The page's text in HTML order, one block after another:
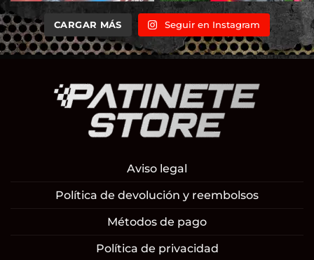
CARGAR MÁS Seguir en Instagram
Aviso legal
Política de devolución y reembolsos
Métodos de pago
Política de privacidad